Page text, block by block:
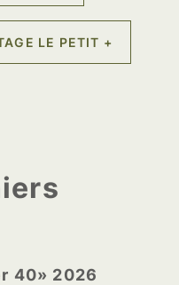
LE PETIT +
40» 2026